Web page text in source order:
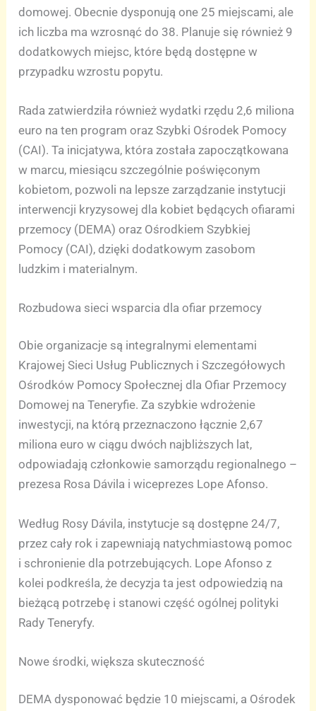
domowej. Obecnie dysponują one 25 miejscami, ale
ich liczba ma wzrosnąć do 38. Planuje się również 9
dodatkowych miejsc, które będą dostępne w
przypadku wzrostu popytu.
Rada zatwierdziła również wydatki rzędu 2,6 miliona
euro na ten program oraz Szybki Ośrodek Pomocy
(CAI). Ta inicjatywa, która została zapoczątkowana
w marcu, miesiącu szczególnie poświęconym
kobietom, pozwoli na lepsze zarządzanie instytucji
interwencji kryzysowej dla kobiet będących ofiarami
przemocy (DEMA) oraz Ośrodkiem Szybkiej
Pomocy (CAI), dzięki dodatkowym zasobom
ludzkim i materialnym.
Rozbudowa sieci wsparcia dla ofiar przemocy
Obie organizacje są integralnymi elementami
Krajowej Sieci Usług Publicznych i Szczegółowych
Ośrodków Pomocy Społecznej dla Ofiar Przemocy
Domowej na Teneryfie. Za szybkie wdrożenie
inwestycji, na którą przeznaczono łącznie 2,67
miliona euro w ciągu dwóch najbliższych lat,
odpowiadają członkowie samorządu regionalnego –
prezesa Rosa Dávila i wiceprezes Lope Afonso.
Według Rosy Dávila, instytucje są dostępne 24/7,
przez cały rok i zapewniają natychmiastową pomoc
i schronienie dla potrzebujących. Lope Afonso z
kolei podkreśla, że decyzja ta jest odpowiedzią na
bieżącą potrzebę i stanowi część ogólnej polityki
Rady Teneryfy.
Nowe środki, większa skuteczność
DEMA dysponować będzie 10 miejscami, a Ośrodek